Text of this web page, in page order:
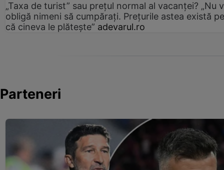
„Taxa de turist” sau prețul normal al vacanței? „Nu
obligă nimeni să cumpărați. Prețurile astea există
că cineva le plătește” adevarul.ro
Parteneri